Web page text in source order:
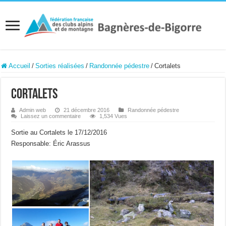
Accueil / Sorties réalisées / Randonnée pédestre / Cortalets
Cortalets
Admin web 21 décembre 2016
Randonnée pédestre
Laissez un commentaire
1,534 Vues
Sortie au Cortalets le 17/12/2016
Responsable: Éric Arassus